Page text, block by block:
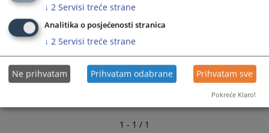
1 - 1 / 1
↓ 2 Servisi treće strane
Analitika o posjećenosti stranica
↓ 2 Servisi treće strane
Ne prihvatam Prihvatam odabrane Prihvatam sve
Pokreće Klaro!